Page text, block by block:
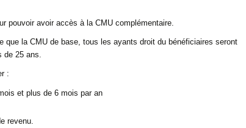
pouvoir avoir accès à la CMU complémentaire.
que la CMU de base, tous les ayants droit du bénéficiaires seront
de 25 ans.
:
et plus de 6 mois par an
revenu.